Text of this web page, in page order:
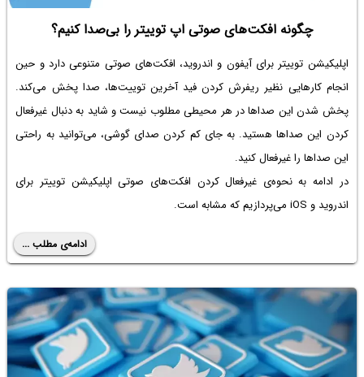
چگونه افکت‌های صوتی اپ توییتر را بی‌صدا کنیم؟
اپلیکیشن توییتر برای آیفون و اندروید، افکت‌های صوتی متنوعی دارد و حین
انجام کارهایی نظیر ریفرش کردن فید آخرین توییت‌ها، صدا پخش می‌کند.
پخش شدن این صداها در هر محیطی مطلوب نیست و شاید به دنبال غیرفعال
کردن این صداها هستید. به جای کم کردن صدای گوشی، می‌توانید به راحتی
این صداها را غیرفعال کنید.
در ادامه به نحوه‌ی غیرفعال کردن افکت‌های صوتی اپلیکیشن توییتر برای
اندروید و iOS می‌پردازیم که مشابه است.
ادامه‌ی مطلب ...